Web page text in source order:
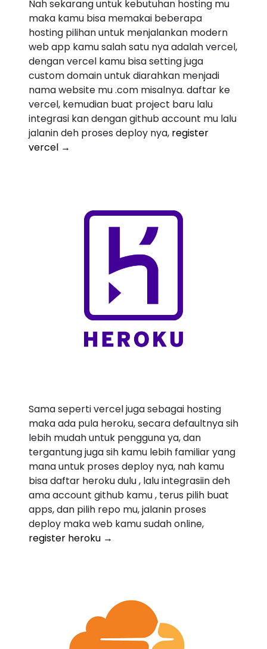
Nah sekarang untuk kebutuhan hosting mu
maka kamu bisa memakai beberapa
hosting pilihan untuk menjalankan modern
web app kamu salah satu nya adalah vercel,
dengan vercel kamu bisa setting juga
custom domain untuk diarahkan menjadi
nama website mu .com misalnya. daftar ke
vercel, kemudian buat project baru lalu
integrasi kan dengan github account mu lalu
jalanin deh proses deploy nya, register
vercel →
Sama seperti vercel juga sebagai hosting
maka ada pula heroku, secara defaultnya sih
lebih mudah untuk pengguna ya, dan
tergantung juga sih kamu lebih familiar yang
mana untuk proses deploy nya, nah kamu
bisa daftar heroku dulu , lalu integrasiin deh
ama account github kamu , terus pilih buat
apps, dan pilih repo mu, jalanin proses
deploy maka web kamu sudah online,
register heroku →